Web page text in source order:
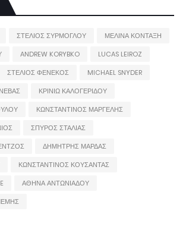
ΣΤΕΛΙΟΣ ΣΥΡΜΟΓΛΟΥ
ΜΕΛΙΝΑ ΚΟΝΤΑΞΗ
ANDREW KORYBKO
LUCAS LEIROZ
ΣΤΕΛΙΟΣ ΦΕΝΕΚΟΣ
MICHAEL SNYDER
ΚΡΙΝΙΩ ΚΑΛΟΓΕΡΙΔΟΥ
ΚΩΝΣΤΑΝΤΙΝΟΣ ΜΑΡΓΕΛΗΣ
ΣΠΥΡΟΣ ΣΤΑΛΙΑΣ
ΔΗΜΗΤΡΗΣ ΜΑΡΔΑΣ
ΚΩΝΣΤΑΝΤΙΝΟΣ ΚΟΥΣΑΝΤΑΣ
ΑΘΗΝΑ ΑΝΤΩΝΙΑΔΟΥ